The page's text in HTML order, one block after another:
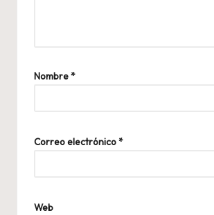
Nombre*
Correo electrónico*
Web